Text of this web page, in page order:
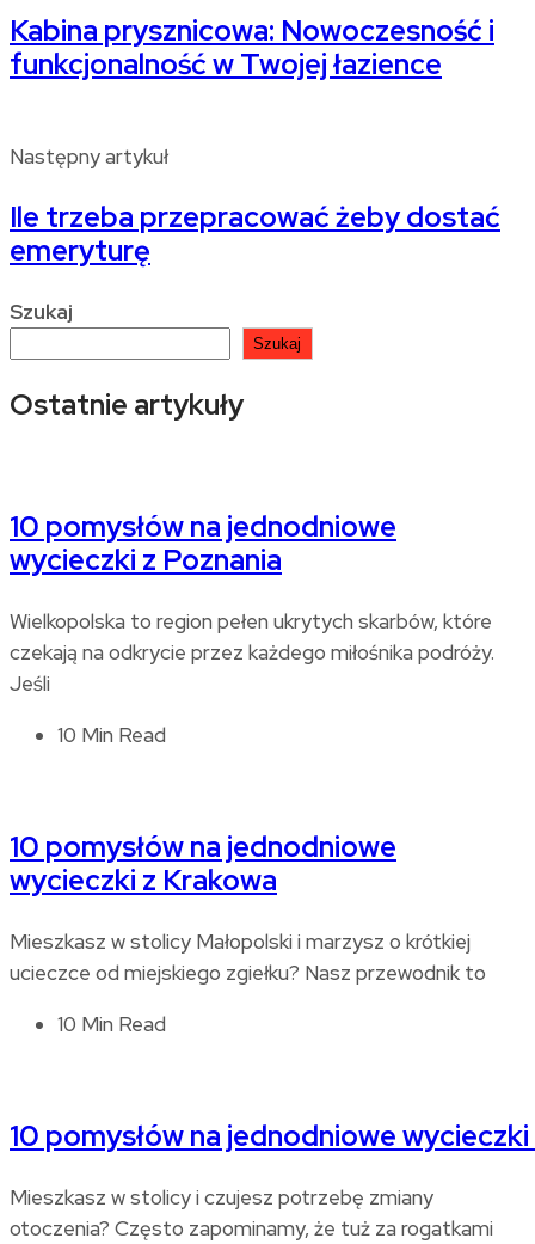
Kabina prysznicowa: Nowoczesność i
funkcjonalność w Twojej łazience
Następny artykuł
Ile trzeba przepracować żeby dostać
emeryturę
Szukaj
Szukaj
Ostatnie artykuły
10 pomysłów na jednodniowe
wycieczki z Poznania
Wielkopolska to region pełen ukrytych skarbów, które
czekają na odkrycie przez każdego miłośnika podróży.
Jeśli
10 Min Read
10 pomysłów na jednodniowe
wycieczki z Krakowa
Mieszkasz w stolicy Małopolski i marzysz o krótkiej
ucieczce od miejskiego zgiełku? Nasz przewodnik to
10 Min Read
10 pomysłów na jednodniowe
Mieszkasz w stolicy i czujesz potrzebę zmiany
otoczenia? Często zapominamy, że tuż za rogatkami